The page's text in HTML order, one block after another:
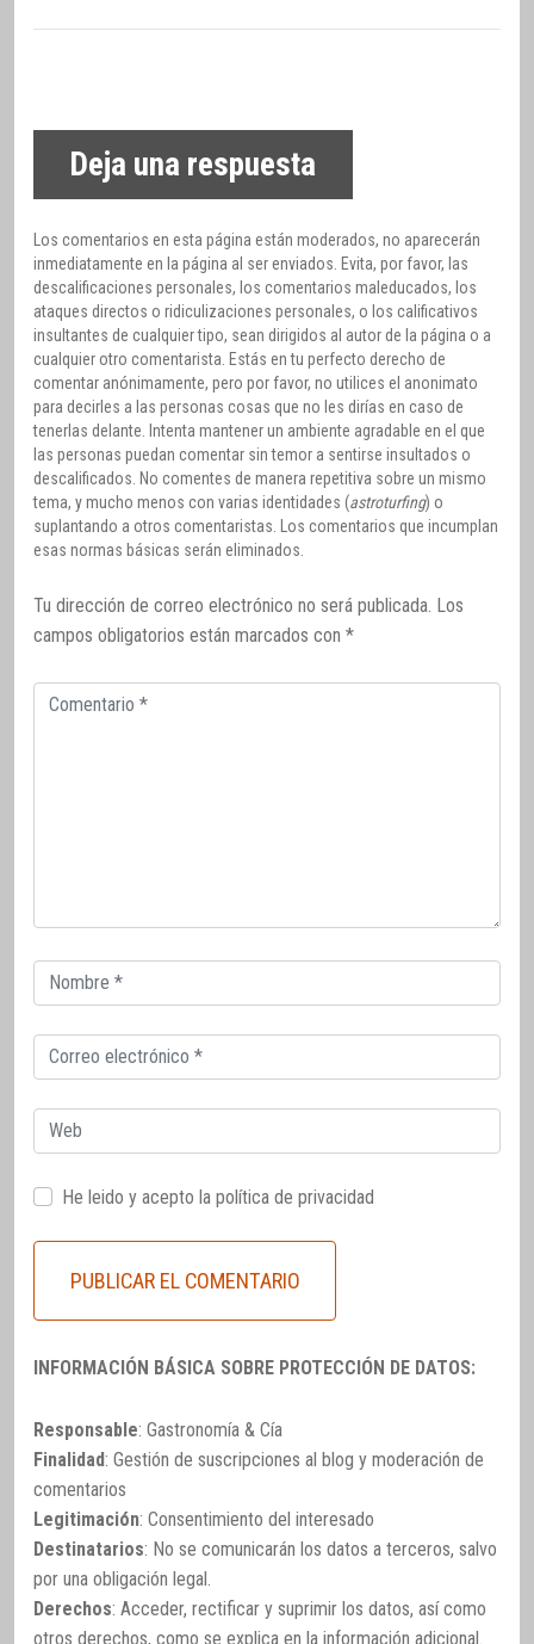
Deja una respuesta
Los comentarios en esta página están moderados, no aparecerán
inmediatamente en la página al ser enviados. Evita, por favor, las
descalificaciones personales, los comentarios maleducados, los
ataques directos o ridiculizaciones personales, o los calificativos
insultantes de cualquier tipo, sean dirigidos al autor de la página o a
cualquier otro comentarista. Estás en tu perfecto derecho de
comentar anónimamente, pero por favor, no utilices el anonimato
para decirles a las personas cosas que no les dirías en caso de
tenerlas delante. Intenta mantener un ambiente agradable en el que
las personas puedan comentar sin temor a sentirse insultados o
descalificados. No comentes de manera repetitiva sobre un mismo
tema, y mucho menos con varias identidades (astroturfing) o
suplantando a otros comentaristas. Los comentarios que incumplan
esas normas básicas serán eliminados.
Tu dirección de correo electrónico no será publicada. Los
campos obligatorios están marcados con *
Comentario
Correo
electrónico
Correo
electrónico
Web
He leido y acepto la política de privacidad
INFORMACIÓN BÁSICA SOBRE PROTECCIÓN DE DATOS:
Responsable: Gastronomía & Cía
Finalidad: Gestión de suscripciones al blog y moderación de
comentarios
Legitimación: Consentimiento del interesado
Destinatarios: No se comunicarán los datos a terceros, salvo
por una obligación legal.
Derechos: Acceder, rectificar y suprimir los datos, así como
otros derechos, como se explica en la información adicional.